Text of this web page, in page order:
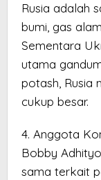
Rusia adalah
bumi, gas
Sementara
utama
potash, Rusia
cukup besar.
4. Anggota
Bobby
sama terkait